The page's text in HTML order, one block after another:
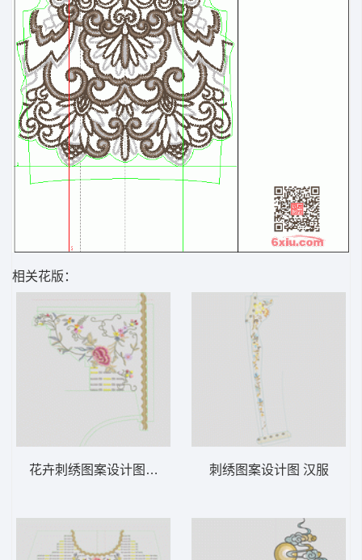
相关花版：
花卉刺绣图案设计图 汉服 刺绣图案设计图 汉服